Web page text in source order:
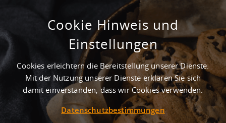
Gewerbegebiet Obere Brede an der
BeckumWarendorf, Deutschland
MERKEN VERGLEICHEN EXPORT PDF
Cookie Hinweis und
Einstellungen
Cookies erleichtern die Bereitstellung unserer Dienste.
Mit der Nutzung unserer Dienste erklären Sie sich
damit einverstanden, dass wir Cookies verwenden.
Datenschutzbestimmungen